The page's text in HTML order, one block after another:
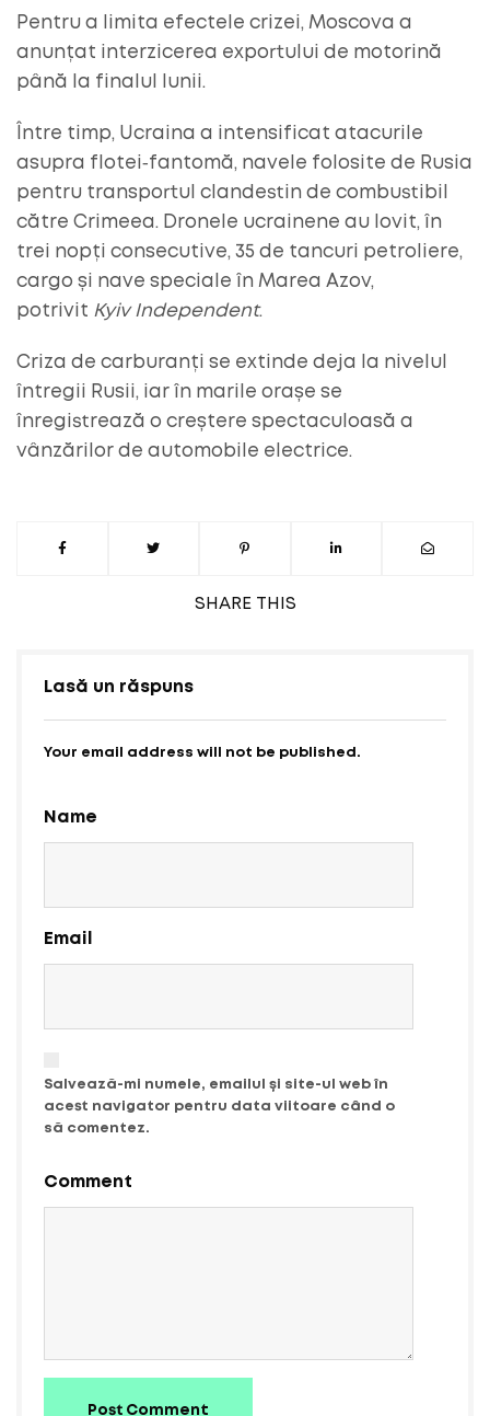
SHARE THIS
Pentru a limita efectele crizei, Moscova a
anunțat interzicerea exportului de motorină
până la finalul lunii.
Între timp, Ucraina a intensificat atacurile
asupra flotei‑fantomă, navele folosite de Rusia
pentru transportul clandestin de combustibil
către Crimeea. Dronele ucrainene au lovit, în
trei nopți consecutive, 35 de tancuri petroliere,
cargo și nave speciale în Marea Azov,
potrivit Kyiv Independent.
Criza de carburanți se extinde deja la nivelul
întregii Rusii, iar în marile orașe se
înregistrează o creștere spectaculoasă a
vânzărilor de automobile electrice.
Lasă un răspuns
Your email address will not be published.
Name
Email
Salvează-mi numele, emailul și site-ul web în
acest navigator pentru data viitoare când o
să comentez.
Comment
Post Comment